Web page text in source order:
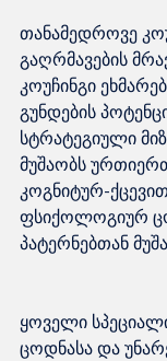
თანამედროვე
გაღრმავების
კოუჩინგი
გუნდების
სტრატეგიული
მუშაობს
კოგნიტურ-
ფსიქოლოგიურ
ყოველი
ცოდნასა და